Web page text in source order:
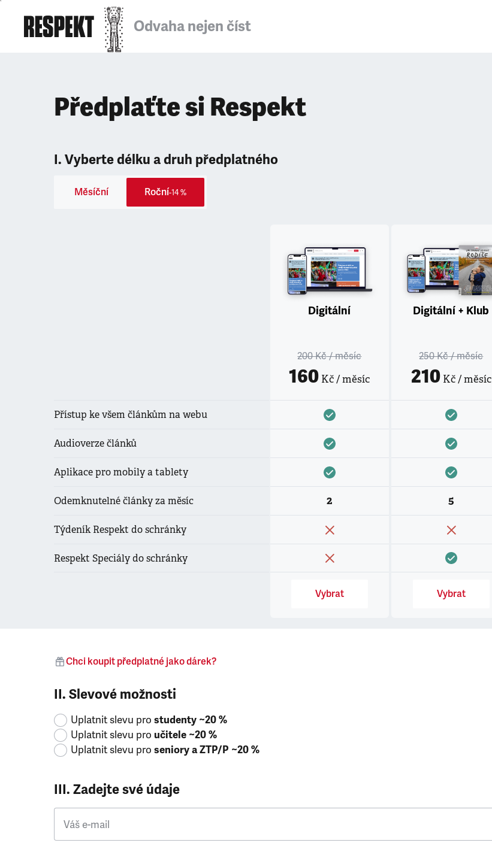
Odvaha nejen číst
Předplaťte si Respekt
I. Vyberte délku a druh předplatného
Měsíční Roční-14 %
Přístup ke všem článkům na webu
Audioverze článků
Aplikace pro mobily a tablety
Odemknutelné články za měsíc
Týdeník Respekt do schránky
Respekt Speciály do schránky
Digitální
200 Kč/ měsíc
160 Kč / měsíc
2
Vybrat
Digitální + Klub
250 Kč/ měsíc
210Kč / měsíc
5
Vybrat
Chci koupit předplatné jako dárek?
II. Slevové možnosti
Uplatnit slevu pro studenty ~20 %
Uplatnit slevu pro učitele ~20 %
Uplatnit slevu pro seniory a ZTP/P ~20 %
III. Zadejte své údaje
Váš e-mail